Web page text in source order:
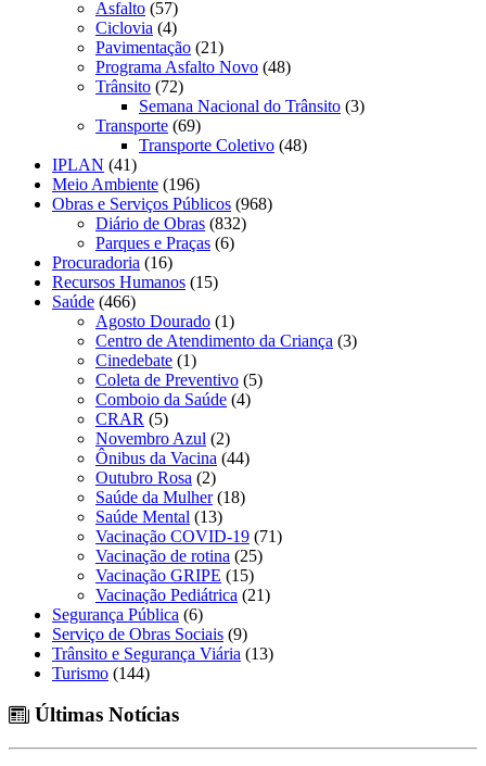
Asfalto (57)
Ciclovia (4)
Pavimentação (21)
Programa Asfalto Novo (48)
Trânsito (72)
Semana Nacional do Trânsito (3)
Transporte (69)
Transporte Coletivo (48)
IPLAN (41)
Meio Ambiente (196)
Obras e Serviços Públicos (968)
Diário de Obras (832)
Parques e Praças (6)
Procuradoria (16)
Recursos Humanos (15)
Saúde (466)
Agosto Dourado (1)
Centro de Atendimento da Criança (3)
Cinedebate (1)
Coleta de Preventivo (5)
Comboio da Saúde (4)
CRAR (5)
Novembro Azul (2)
Ônibus da Vacina (44)
Outubro Rosa (2)
Saúde da Mulher(18)
Saúde Mental (13)
Vacinação COVID-19 (71)
Vacinação de rotina (25)
Vacinação GRIPE (15)
Vacinação Pediátrica (21)
Segurança Pública (6)
Serviço de Obras Sociais (9)
Trânsito e Segurança Viária (13)
Turismo (144)
Últimas Notícias